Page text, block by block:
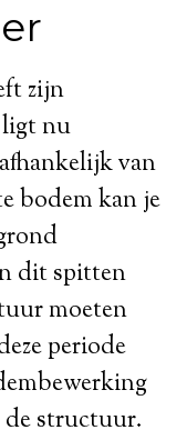
zijn
ligt nu
van
bodem kan je
dit spitten
moeten
periode
de structuur.